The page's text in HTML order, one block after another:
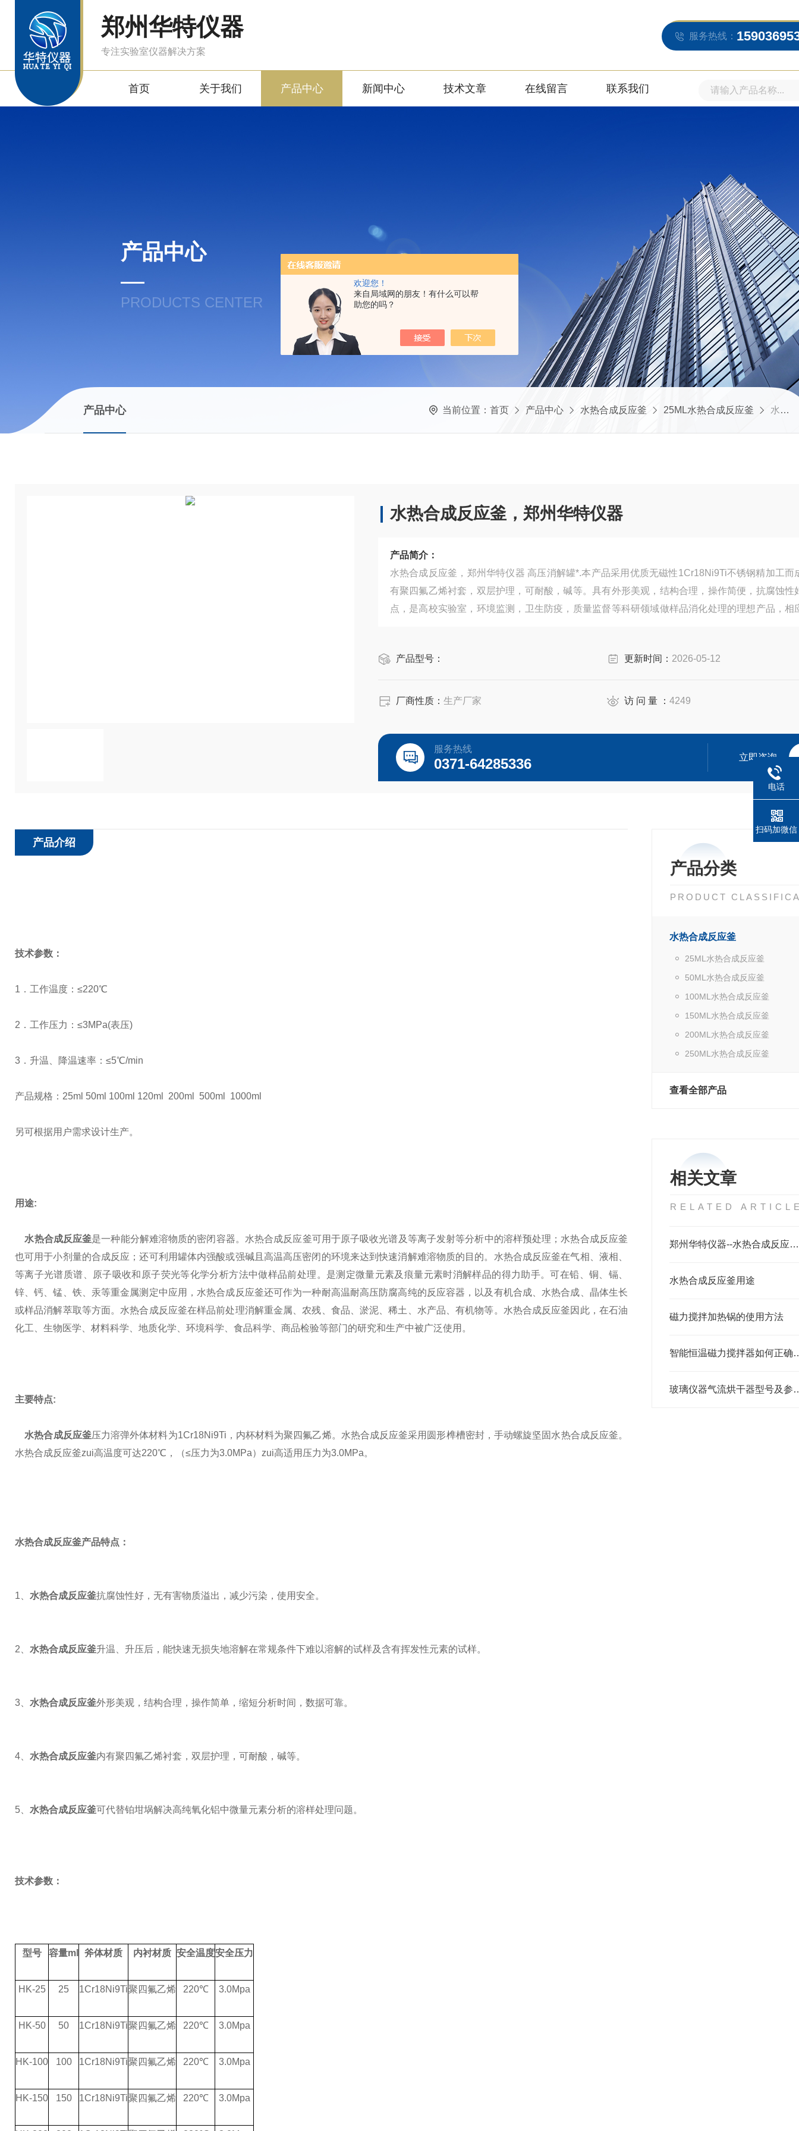
欢迎您！
来自局域网的朋友！有什么可以帮
助您的吗？
郑州华特仪器
专注实验室仪器解决方案
服务热线：
首页 关于我们 产品中心 新闻中心 技术文章 在线留言 联系我们
产品中心
PRODUCTS CENTER
产品中心 当前位置： 首页 产品中心 水热合成反应釜 25ML水热合成反应釜 水热合成反应釜，郑州华特仪器
水热合成反应釜，郑州华特仪器
产品简介：
水热合成反应釜，郑州华特仪器 高压消解罐*.本产品采用优质无磁性1Cr18Ni9Ti不锈钢精加工而
有聚四氟乙烯衬套，双层护理，可耐酸，碱等。具有外形美观，结构合理，操作简便，抗腐蚀性
点，是高校实验室，环境监测，卫生防疫，质量监督等科研领域做样品消化处理的理想产品，相
产品型号： 更新时间： 2026-05-12
厂商性质： 生产厂家 访 问 量 ：4249
服务热线
0371-64285336 立即咨询
产品分类
PRODUCT
水热合成反应釜
25ML水热合成反应釜
50ML水热合成反应釜
100ML水热合成反应釜
150ML水热合成反应釜
200ML水热合成反应釜
250ML水热合成反应釜
查看全部产品
相关文章
RELATED
郑州华特仪器--水热合成反应釜用途
水热合成反应釜用途
磁力搅拌加热锅的使用方法
智能恒温磁力
玻璃仪器气流烘干器型
产品介绍
技术参数：
1 ．工作温度：≤220℃
2 ．工作压力：≤3MPa(表压)
3 ．升温、降温速率：≤5℃/min
产品规格： 25ml 50ml 100ml 120ml 200ml 500ml 1000ml
另可根据用户需求设计生产。
用途:
水热合成反应釜是一种能分解难溶物质的密闭容器。水热合成反应釜可用于原子吸收光谱及等离子发射等分析中的溶样预处理；水热合成反应釜
也可用于小剂量的合成反应；还可利用罐体内强酸或强碱且高温高压密闭的环境来达到快速消解难溶物质的目的。水热合成反应釜在气相、液相、
等离子光谱质谱、原子吸收和原子荧光等化学分析方法中做样品前处理。是测定微量元素及痕量元素时消解样品的得力助手。可在铅、铜、镉、
锌、钙、锰、铁、汞等重金属测定中应用，水热合成反应釜还可作为一种耐高温耐高压防腐高纯的反应容器，以及有机合成、水热合成、晶体生长
或样品消解萃取等方面。水热合成反应釜在样品前处理消解重金属、农残、食品、淤泥、稀土、水产品、有机物等。水热合成反应釜因此，在石油
化工、生物医学、材料科学、地质化学、环境科学、食品科学、商品检验等部门的研究和生产中被广泛使用。
主要特点:
水热合成反应釜压力溶弹外体材料为1Cr18Ni9Ti ，内杯材料为聚四氟乙烯。水热合成反应釜采用圆形榫槽密封，手动螺旋坚固水热合成反应釜。
水热合成反应釜zui高温度可达220℃，（≤压力为3.0MPa）zui高适用压力为3.0MPa。
水热合成反应釜产品特点：
1 水热合成反应釜抗腐蚀性好，无有害物质溢出，减少污染，使用安全。
2 水热合成反应釜升温、升压后，能快速无损失地溶解在常规条件下难以溶解的试样及含有挥发性元素的试样。
3 水热合成反应釜外形美观，结构合理，操作简单，缩短分析时间，数据可靠。
4 水热合成反应釜内有聚四氟乙烯衬套，双层护理，可耐酸，碱等。
5 水热合成反应釜可代替铂坩埚解决高纯氧化铝中微量元素分析的溶样处理问题。
技术参数：
型号 容量ml 斧体材质 内衬材质 安全温度安全压力
HK-25 25 1Cr18Ni9Ti聚四氟乙烯 220℃ 3.0Mpa
HK-50 50 1Cr18Ni9Ti聚四氟乙烯 220℃ 3.0Mpa
HK-100 100 1Cr18Ni9Ti聚四氟乙烯 220℃ 3.0Mpa
HK-150 150 1Cr18Ni9Ti聚四氟乙烯 220℃ 3.0Mpa
电话
扫码加微信